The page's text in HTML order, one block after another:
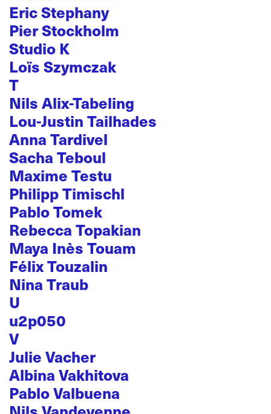
Eric Stephany
Pier Stockholm
Studio K
Loïs Szymczak
T
Nils Alix-Tabeling
Lou-Justin Tailhades
Anna Tardivel
Sacha Teboul
Maxime Testu
Philipp Timischl
Pablo Tomek
Rebecca Topakian
Maya Inès Touam
Félix Touzalin
Nina Traub
U
u2p050
V
Julie Vacher
Albina Vakhitova
Pablo Valbuena